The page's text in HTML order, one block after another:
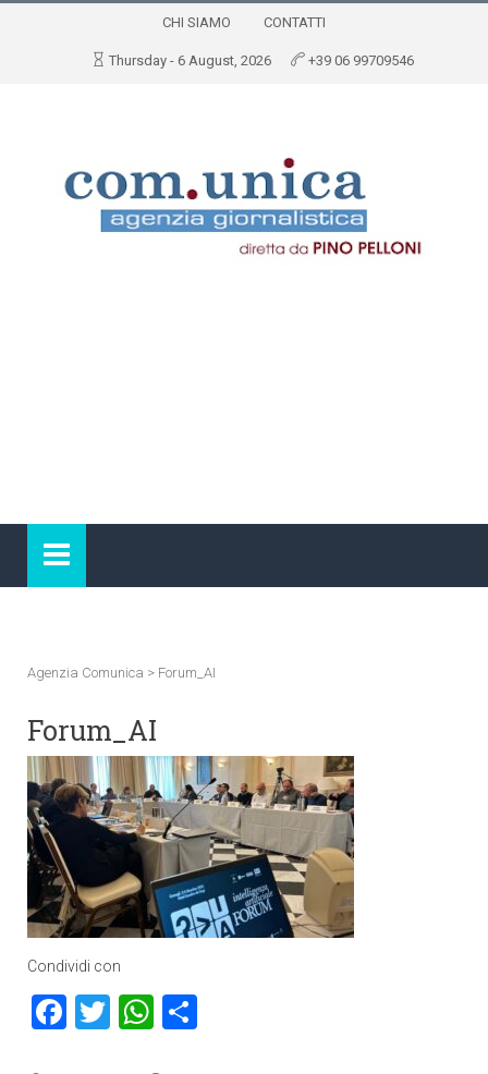
CHI SIAMO CONTATTI
Thursday - 6 August, 2026 +39 06 99709546
Agenzia Comunica > Forum_AI
Forum_AI
Condividi con
Facebook
TwitterWhatsApp